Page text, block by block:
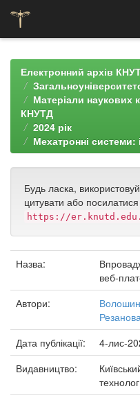
navigationЕлектронний архів
Матеріали наукових
КНУТД
2024 рік
Мехатронні системи:
Будь ласка,
цитувати або
https://
Назва:
веб-
Автори:
Дата публікації:
4-лис-
Видавництво: